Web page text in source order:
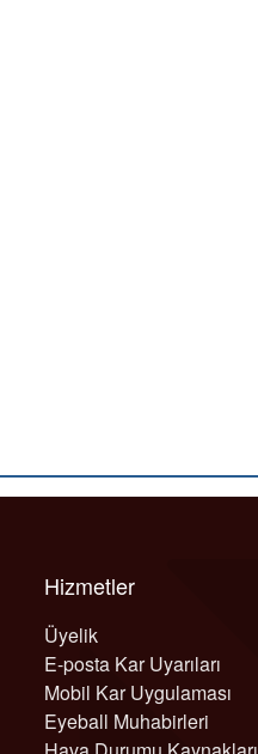
Hizmetler
Üyelik
E-posta Kar Uyarıları
Mobil Kar Uygulaması
Eyeball Muhabirleri